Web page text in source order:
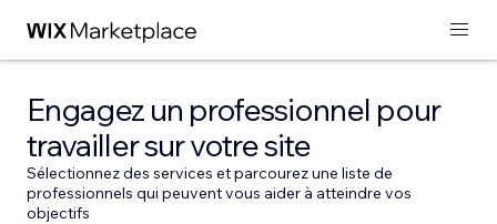
Engagez un professionnel pour
travailler sur votre site
Sélectionnez des services et parcourez une liste de
professionnels qui peuvent vous aider à atteindre vos
objectifs